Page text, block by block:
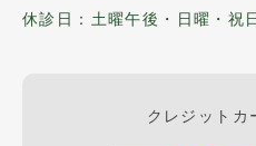
休診日：土曜午後・日曜・祝
クレジットカ